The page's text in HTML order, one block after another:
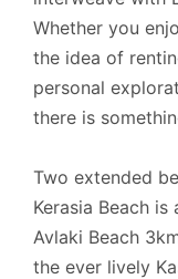
Whether you
the idea of
personal
there is
Two extended
Kerasia Beach
Avlaki Beach
the ever lively